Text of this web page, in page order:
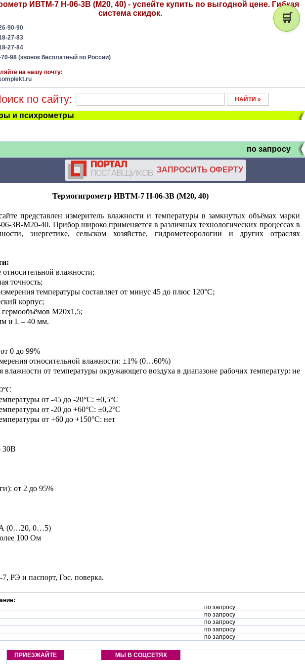
ИВТМ-7 Н-06-3В (М20, 40) - успейте купить по выгодной цене. Гибкая
система скидок.
90-90
27-83
27-84
98 (звонок бесплатный по России)
на нашу почту:
по сайту:
и психрометры
по запросу
ЗАПРОСИТЬ ОФЕРТУ
Термогигрометр ИВТМ-7 Н-06-3В (М20, 40)
представлен измеритель влажности и температуры в замкнутых объёмах марки
3В-М20-40. Прибор широко применяется в различных технологических процессах в
энергетике, сельском хозяйстве, гидрометеорологии и других отраслях
относительной влажности;
точность;
температуры составляет от минус 45 до плюс 120°С;
корпус;
гермообъёмов М20х1,5;
и L – 40 мм.
0 до 99%
относительной влажности: ±1% (0…60%)
от температуры окружающего воздуха в диапазоне рабочих температур: не
от -45 до -20°С: ±0,5°С
от -20 до +60°С: ±0,2°С
от +60 до +150°С: нет
30В
от 2 до 95%
(0…20, 0…5)
100 Ом
7, РЭ и паспорт, Гос. поверка.
по запросу
по запросу
по запросу
по запросу
по запросу
ПРИЕЗЖАЙТЕ МЫ В СОЦСЕТЯХ
🛒